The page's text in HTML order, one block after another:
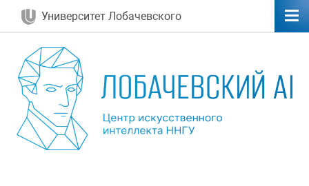
Университет Лобачевского